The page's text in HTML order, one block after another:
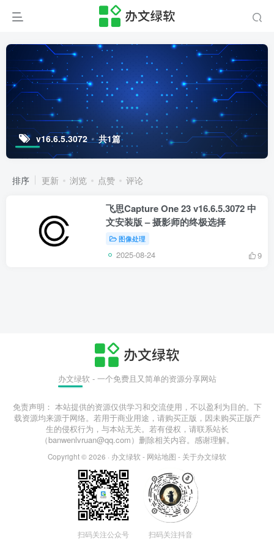
v16.6.5.3072 共1篇
排序 更新 浏览 点赞 评论
飞思Capture One 23 v16.6.5.3072 中
文安装版 – 摄影师的终极选择
图像处理
2025-08-24 9
办文绿软 - 一个免费且又简单的资源分享网站
免责声明： 本站提供的资源仅供学习和交流使用，不以盈利为目的。下
载资源均来源于网络。若用于商业用途，请购买正版，因未购买正版产
生的侵权行为，与本站无关。若有侵权，请联系站长
（banwenlvruan@qq.com）删除相关内容。感谢理解。
Copyright © 2026 · 办文绿软 - 网站地图 - 关于办文绿软
扫码关注公众号 扫码关注抖音